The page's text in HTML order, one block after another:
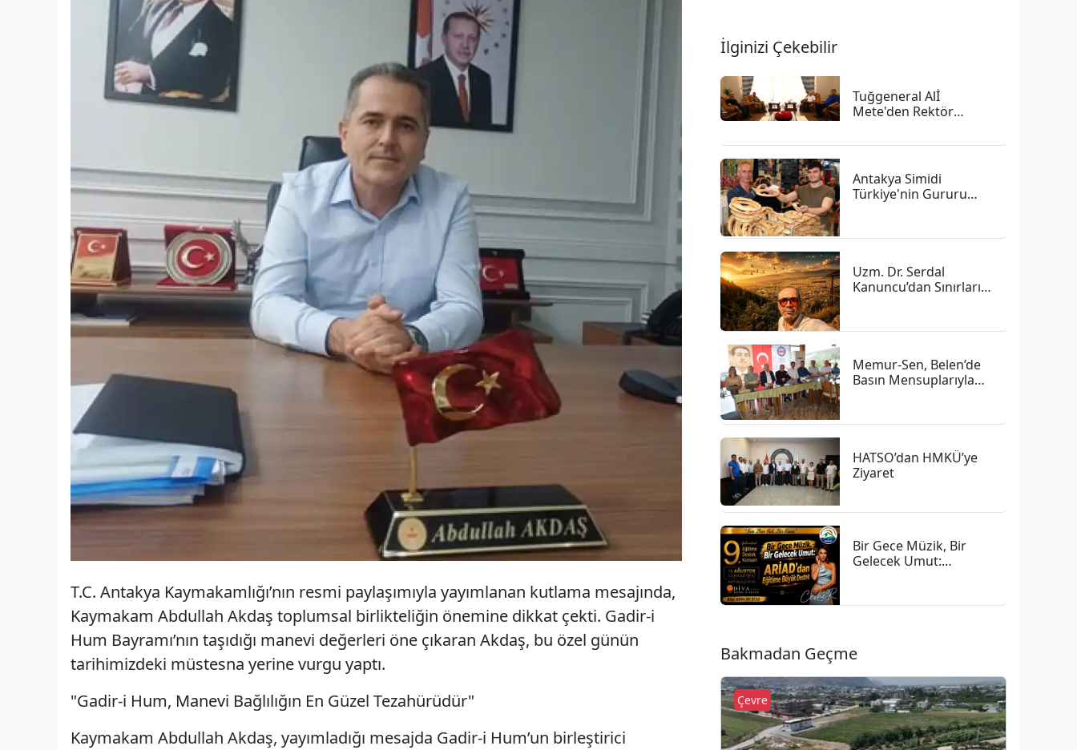
T.C. Antakya Kaymakamlığı’nın resmi paylaşımıyla yayımlanan kutlama mesajında,
Kaymakam Abdullah Akdaş toplumsal birlikteliğin önemine dikkat çekti. Gadir-i
Hum Bayramı’nın taşıdığı manevi değerleri öne çıkaran Akdaş, bu özel günün
tarihimizdeki müstesna yerine vurgu yaptı.
"Gadir-i Hum, Manevi Bağlılığın En Güzel Tezahürüdür"
Kaymakam Abdullah Akdaş, yayımladığı mesajda Gadir-i Hum’un birleştirici
İlginizi Çekebilir
Tuğgeneral Alİ
Mete'den Rektör
Antakya Simidi
Türkiye'nin Gururu
Uzm. Dr. Serdal
Kanuncu’dan Sınırları
Memur-Sen, Belen’de
Basın Mensuplarıyla
HATSO’dan HMKÜ’ye
Ziyaret
Bir Gece Müzik, Bir
Gelecek Umut:
Bakmadan Geçme
Çevre